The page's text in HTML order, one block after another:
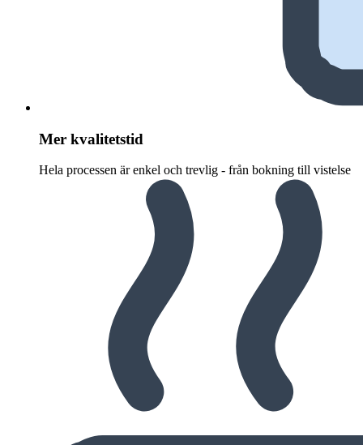
Mer kvalitetstid
Hela processen är enkel och trevlig - från bokning till vistelse